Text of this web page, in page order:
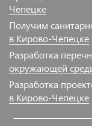
Чепецке
Получим
в Кирово-Чепецке
Разработка
окружающей
Разработка
в Кирово-Чепецке